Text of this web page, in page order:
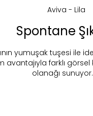
Spontane
yumuşak tuşesi ile
avantajıyla farklı
olanağı sunuyor.
Bu